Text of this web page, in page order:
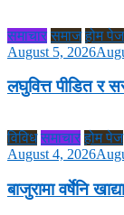
समाचार समाज होम पेज
August 5, 2026
लघुवित्त पीडित र
विविध समाचार होम पेज
August 4, 2026
बाजुरामा वर्षेनि